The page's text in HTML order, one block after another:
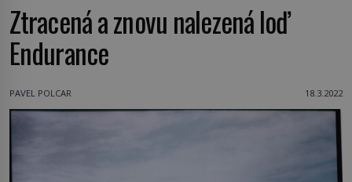
Ztracená a znovu nalezená loď
Endurance
PAVEL POLCAR 18.3.2022